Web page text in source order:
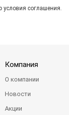
соглашения.
Компания
О компании
Новости
Акции